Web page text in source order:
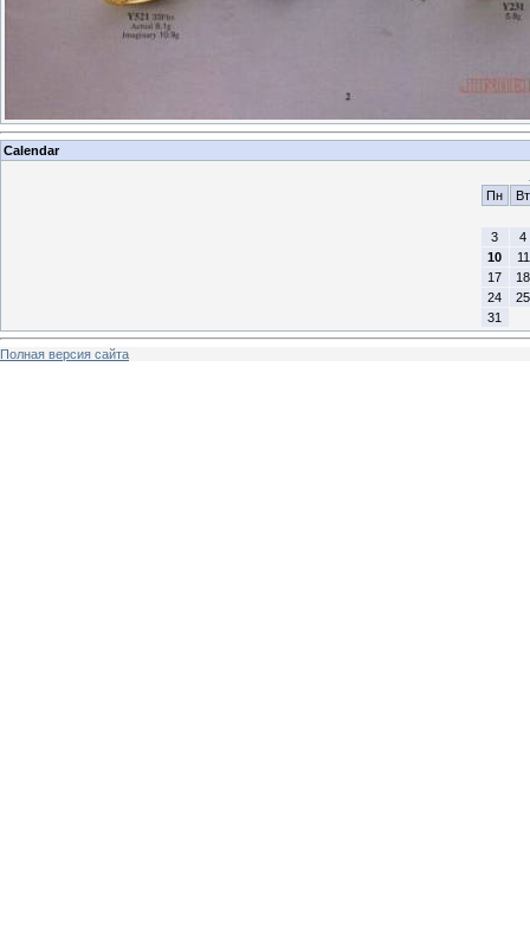
Calendar
Пн
Вт
3
4
10
11
17
18
24
25
31
Полная версия сайта